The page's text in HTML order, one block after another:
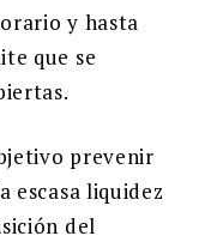
y hasta
que se
prevenir
escasa liquidez
del